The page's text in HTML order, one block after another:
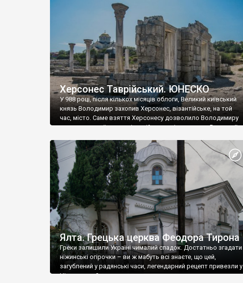
візантійської доби. Раритети викрадені з фондів об’єкту
культурної спадщини ЮНЕСКО «Херсонеса Таврійського».
Офіційно – на виставку «Золото Візантії», але експерти та
влада в Україні вважають це лише […]
Херсонес Таврійський. ЮНЕСКО
У 988 році, після кількох місяців облоги, Великий київський
князь Володимир захопив Херсонес, візантійське, на той
час, місто. Саме взяття Херсонесу дозволило Володимиру
диктувати свої умови візантійському імператору Василю ІІ,
Херсонесі Володимир-язичник, став Василем-
християнином. А потім було Хрещення Русі. На честь
Херсонесу Таврійського названо місто […]
Ялта. Грецька церква Феодора Тирона
Греки залишили Україні чималий спадок. Достатньо згадати
ніжинські огірочки – ви ж мабуть всі знаєте, що цей,
загублений у радянські часи, легендарний рецепт привезли у
Ніжин греки?